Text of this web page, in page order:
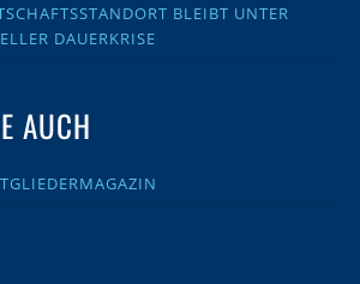
BLEIBT UNTER
DAUERKRISE
AUCH